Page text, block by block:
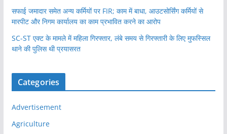
सफाई जमादार समेत अन्य कर्मियों पर FIR; काम में बाधा, आउटसोर्सिंग कर्मियों से
मारपीट और निगम कार्यालय का काम प्रभावित करने का आरोप
SC-ST एक्ट के मामले में महिला गिरफ्तार, लंबे समय से गिरफ्तारी के लिए मुफस्सिल
थाने की पुलिस थी प्रयासरत
Categories
Advertisement
Agriculture